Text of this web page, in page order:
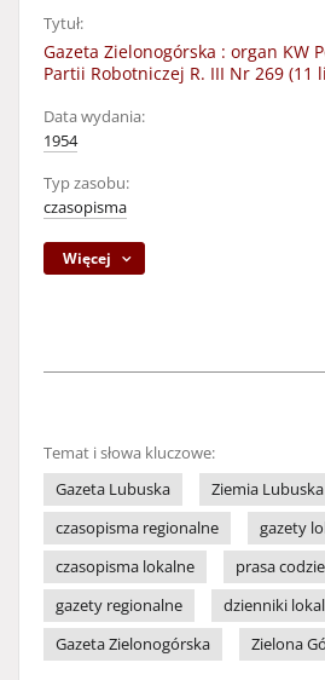
Tytuł:
Gazeta Zielonogórska : organ KW
Partii Robotniczej R. III Nr 269 (11
Data wydania:
1954
Typ zasobu:
czasopisma
Więcej
Temat i słowa kluczowe:
Gazeta Lubuska
Ziemia Lubuska
czasopisma regionalne
gazety
czasopisma lokalne
prasa
gazety regionalne
dzienniki
Gazeta Zielonogórska
Zielona